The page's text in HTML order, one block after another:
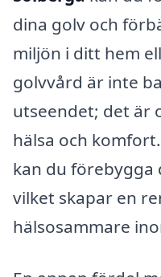
dina golv och
miljön i ditt hem
golvvård är inte
utseendet; det är
hälsa och
kan du förebygga
vilket skapar en
hälsosammare